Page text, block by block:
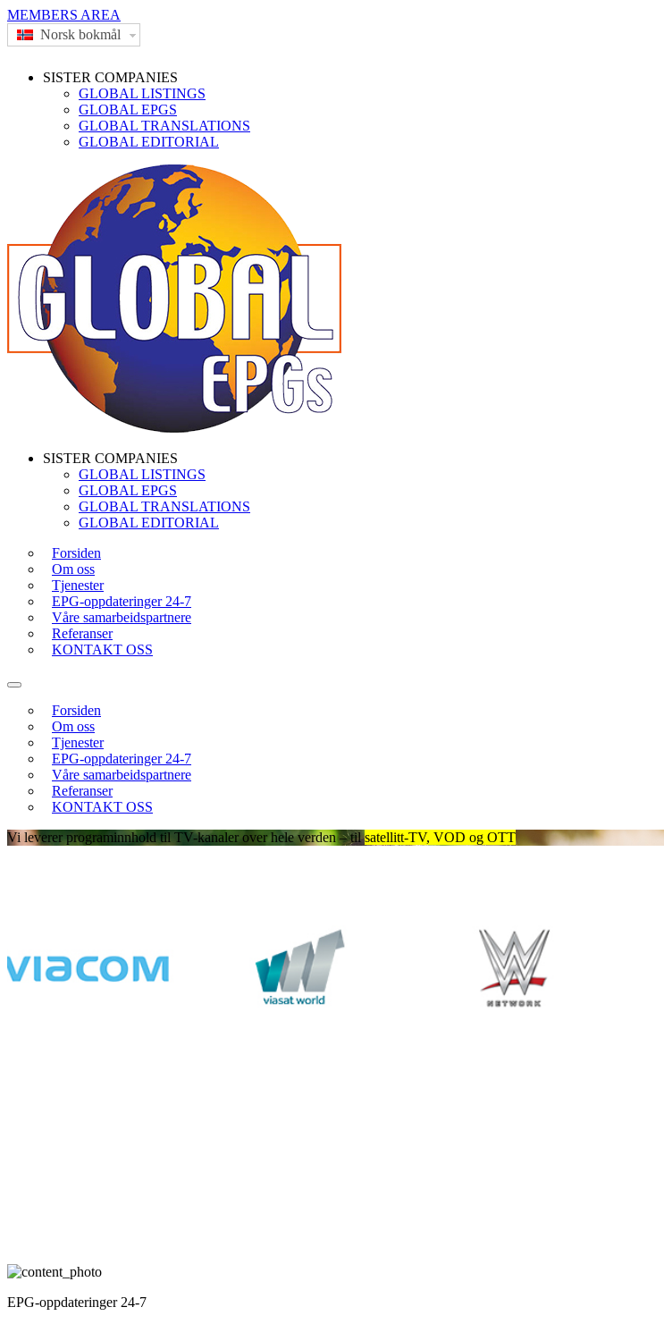
MEMBERS AREA
Norsk bokmål
SISTER COMPANIES
GLOBAL LISTINGS
GLOBAL EPGS
GLOBAL TRANSLATIONS
GLOBAL EDITORIAL
SISTER COMPANIES
GLOBAL LISTINGS
GLOBAL EPGS
GLOBAL TRANSLATIONS
GLOBAL EDITORIAL
Forsiden
Om oss
Tjenester
EPG-oppdateringer 24-7
Våre samarbeidspartnere
Referanser
KONTAKT OSS
Forsiden
Om oss
Tjenester
EPG-oppdateringer 24-7
Våre samarbeidspartnere
Referanser
KONTAKT OSS
Vi leverer programinnhold til TV-kanaler over hele verden – tilsatellitt-TV, VOD og OTT
EPG-oppdateringer 24-7